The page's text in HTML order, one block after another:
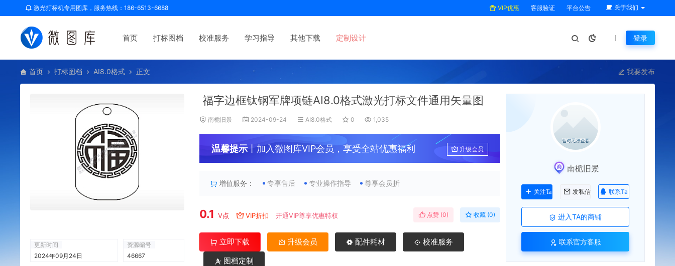
激光打标机专用图库，服务热线：186-6513-6688 VIP优惠 客服验证 平台公告 关于我们
首页 打标图档 校准服务 学习指导 其他下载 定制设计 登录
首页 打标图档 AI8.0格式 正文 我要发布
更新时间
2024年09月24日
资源编号
46667
福字边框钛钢军牌项链AI8.0格式激光打标文件通用矢量图
南栀旧景 2024-09-24 AI8.0格式 0 1,035
温馨提示丨加入微图库VIP会员，享受全站优惠福利 升级会员
增值服务： 专享售后 专业操作指导 尊享会员折
0.1 V点 VIP折扣 开通VIP尊享优惠特权 点赞 (0) 收藏 (0)
立即下载 升级会员 配件耗材
校准服务
图档定制
南栀旧景
关注Ta 发私信 联系Ta
进入TA的商铺
联系官方客服